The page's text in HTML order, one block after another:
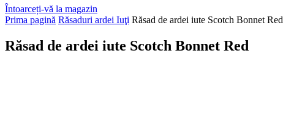
Întoarceți-vă la magazin
Prima pagină Răsaduri ardei Iuţi Răsad de ardei iute Scotch Bonnet Red
Răsad de ardei iute Scotch Bonnet Red